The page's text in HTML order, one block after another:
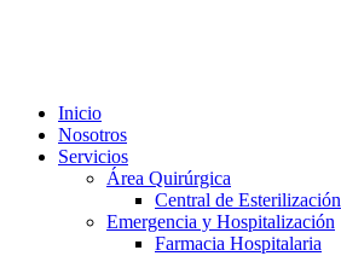
Inicio
Nosotros
Servicios
Área Quirúrgica
Central de Esterilización
Emergencia y Hospitalización
Farmacia Hospitalaria